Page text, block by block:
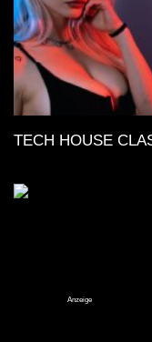
TECH HOUSE
Anzeige